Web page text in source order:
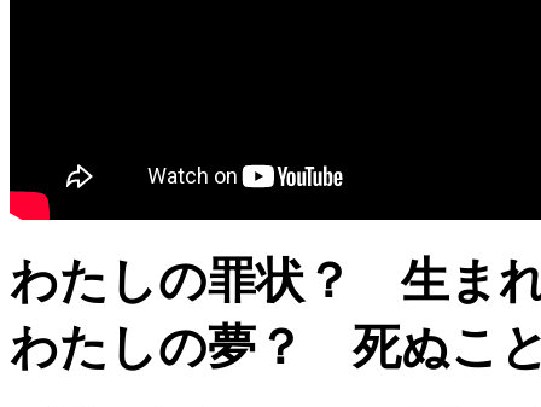
わたしの罪状？ 生ま
わたしの夢？ 死ぬこ